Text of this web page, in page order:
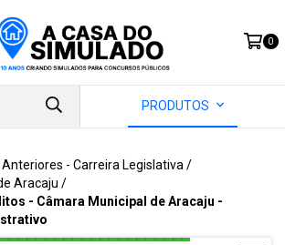
0
PRODUTOS
- Carreira Legislativa /
Aracaju /
- Câmara Municipal de Aracaju -